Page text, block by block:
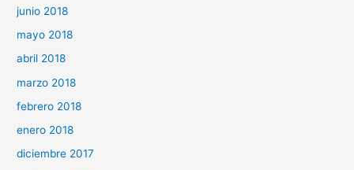
junio 2018
mayo 2018
abril 2018
marzo 2018
febrero 2018
enero 2018
diciembre 2017